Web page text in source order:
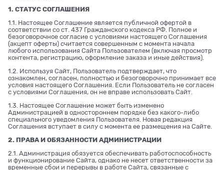
1. СТАТУС СОГЛАШЕНИЯ
1.1. Настоящее Соглашение является публичной офертой в
соответствии со ст. 437 Гражданского кодекса РФ. Полное и
безоговорочное согласие с условиями настоящего Соглашения
(акцепт оферты) считается совершенным с момента начала
любого использования Сайта Пользователем (включая просмотр
контента, регистрацию, оформление заказа и иные действия).
1.2. Используя Сайт, Пользователь подтверждает, что
ознакомлен, согласен, полностью и безоговорочно принимает все
условия настоящего Соглашения. Если Пользователь не согласен
с условиями Соглашения, он не вправе использовать Сайт.
1.3. Настоящее Соглашение может быть изменено
Администрацией в одностороннем порядке без какого-либо
специального уведомления Пользователя. Новая редакция
Соглашения вступает в силу с момента ее размещения на Сайте.
2. ПРАВА И ОБЯЗАННОСТИ АДМИНИСТРАЦИИ
2.1. Администрация обязуется обеспечивать работоспособность
и функционирование Сайта, однако не несет ответственности за
временные сбои и перерывы в работе Сайта, связанные с